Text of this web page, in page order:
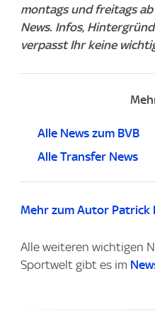
montags und freitags
News. Infos,
verpasst Ihr keine
Alle News zum BVB
Alle Transfer News
Mehr zum Autor Patrick
Alle weiteren wichtigen
Sportwelt gibt es im